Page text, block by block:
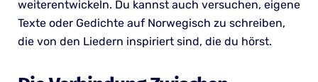
weiterentwickeln. Du kannst auch versuchen, eigene
Texte oder Gedichte auf Norwegisch zu schreiben,
die von den Liedern inspiriert sind, die du hörst.